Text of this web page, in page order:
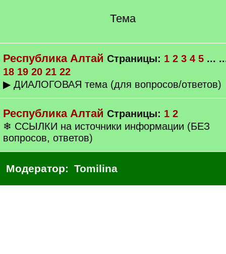
Тема
Республика Алтай Страницы: 1 2 3 4 5 ...
18 19 20 21 22
▶ ДИАЛОГОВАЯ тема (для вопросов/ответов)
Республика Алтай Страницы: 1 2
❄ ССЫЛКИ на источники информации (БЕЗ
вопросов, ответов)
Модератор: Tomilina